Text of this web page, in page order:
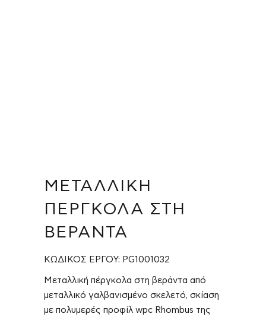
ΜΕΤΑΛΛΙΚΉ
ΠΈΡΓΚΟΛΑ ΣΤΗ
ΒΕΡΆΝΤΑ
ΚΩΔΙΚΟΣ ΕΡΓΟΥ: PG1001032
Μεταλλική πέργκολα στη βεράντα από
μεταλλικό γαλβανισμένο σκελετό, σκίαση
με πολυμερές προφίλ wpc Rhombus της